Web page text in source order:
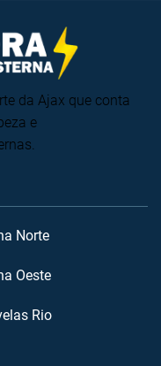
da Ajax que conta
e
Norte
Oeste
Rio